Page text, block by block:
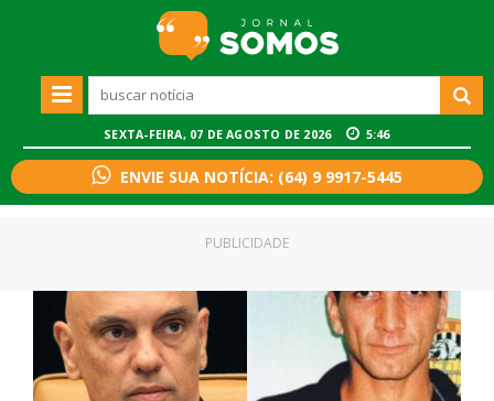
SEXTA-FEIRA, 07 DE AGOSTO DE 2026 5:46
ENVIE SUA NOTÍCIA: (64) 9 9917-5445
PUBLICIDADE